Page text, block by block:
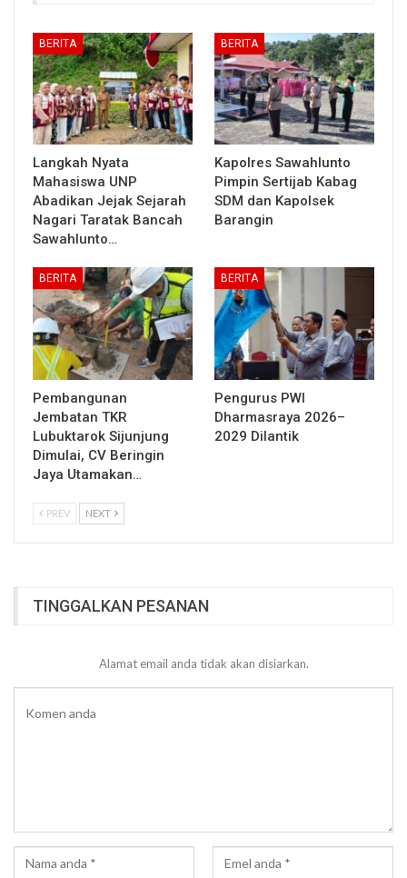
BERITA
Langkah Nyata
Mahasiswa UNP
Abadikan Jejak Sejarah
Nagari Taratak Bancah
Sawahlunto…
BERITA
Kapolres Sawahlunto
Pimpin Sertijab Kabag
SDM dan Kapolsek
Barangin
BERITA
Pembangunan
Jembatan TKR
Lubuktarok Sijunjung
Dimulai, CV Beringin
Jaya Utamakan…
BERITA
Pengurus PWI
Dharmasraya 2026–
2029 Dilantik
PREV NEXT
TINGGALKAN PESANAN
Alamat email anda tidak akan disiarkan.